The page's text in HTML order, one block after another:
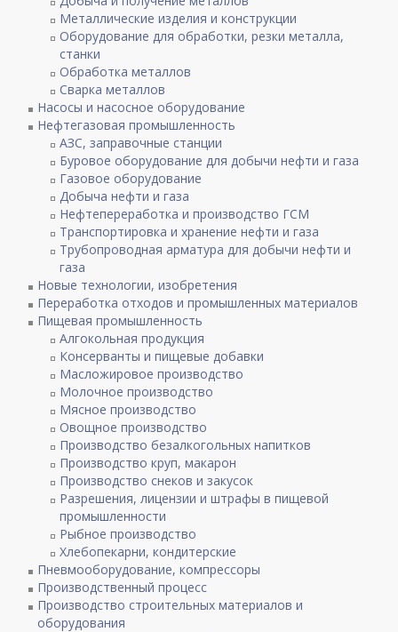
Металлические изделия и конструкции
Оборудование для обработки, резки металла,
станки
Обработка металлов
Сварка металлов
Насосы и насосное оборудование
Нефтегазовая промышленность
АЗС, заправочные станции
Буровое оборудование для добычи нефти и газа
Газовое оборудование
Добыча нефти и газа
Нефтепереработка и производство ГСМ
Транспортировка и хранение нефти и газа
Трубопроводная арматура для добычи нефти и
газа
Новые технологии, изобретения
Переработка отходов и промышленных материалов
Пищевая промышленность
Алгокольная продукция
Консерванты и пищевые добавки
Масложировое производство
Молочное производство
Мясное производство
Овощное производство
Производство безалкогольных напитков
Производство круп, макарон
Производство снеков и закусок
Разрешения, лицензии и штрафы в пищевой
промышленности
Рыбное производство
Хлебопекарни, кондитерские
Пневмооборудование, компрессоры
Производственный процесс
Производство строительных материалов и
оборудования